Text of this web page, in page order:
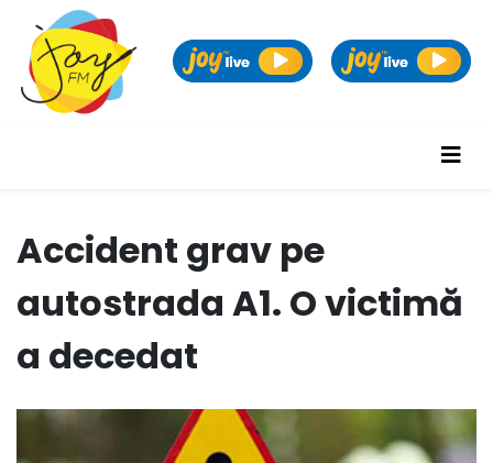
Accident grav pe
autostrada A1. O victimă
a decedat